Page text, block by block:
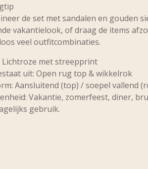
de set met sandalen en gouden
vakantielook, of draag de items
veel outfitcombinaties.
Lichtroze met streepprint
uit: Open rug top & wikkelrok
Aansluitend (top) / soepel vallend
Vakantie, zomerfeest, diner,
gebruik.